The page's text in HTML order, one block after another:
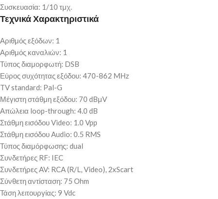
Συσκευασία: 1/10 τμχ.
Τεχνικά Χαρακτηριστικά
Αριθμός εξόδων: 1
Αριθμός καναλιών: 1
Τύπος διαμορφωτή: DSB
Εύρος συχότητας εξόδου: 470-862 MHz
TV standard: Pal-G
Μέγιστη στάθμη εξόδου: 70 dBμV
Απώλεια loop-through: 4.0 dB
Στάθμη εισόδου Video: 1.0 Vpp
Στάθμη εισόδου Audio: 0.5 RMS
Τύπος διαμόρφωσης: dual
Συνδετήρες RF: IEC
Συνδετήρες AV: RCA (R/L, Video), 2xScart
Σύνθετη αντίσταση: 75 Ohm
Τάση λειτουργίας: 9 Vdc